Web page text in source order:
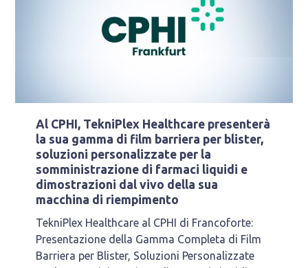
Al CPHI, TekniPlex Healthcare presenterà
la sua gamma di film barriera per blister,
soluzioni personalizzate per la
somministrazione di farmaci liquidi e
dimostrazioni dal vivo della sua
macchina di riempimento
TekniPlex Healthcare al CPHI di Francoforte:
Presentazione della Gamma Completa di Film
Barriera per Blister, Soluzioni Personalizzate